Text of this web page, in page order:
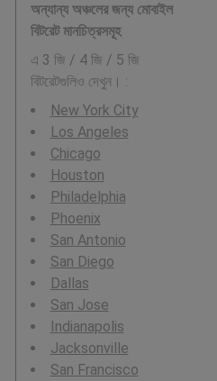
অন্যান্য অঞ্চলের জন্য মোবাইল
বিটরেট মানচিত্রসমূহ
এ 3 জি / 4 জি / 5 জি
বিটরেটগুলিও দেখুন। :
New York City
Los Angeles
Chicago
Houston
Philadelphia
Phoenix
San Antonio
San Diego
Dallas
San Jose
Indianapolis
Jacksonville
San Francisco